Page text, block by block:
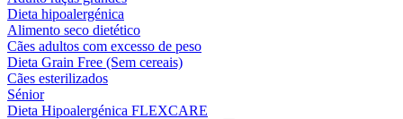
Dieta hipoalergénica
Alimento seco dietético
Cães adultos com excesso de peso
Dieta Grain Free (Sem cereais)
Cães esterilizados
Sénior
Dieta Hipoalergénica FLEXCARE